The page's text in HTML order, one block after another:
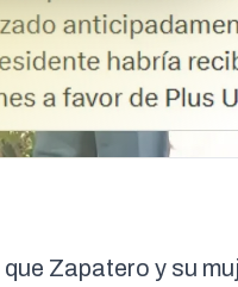
que Zapatero y su